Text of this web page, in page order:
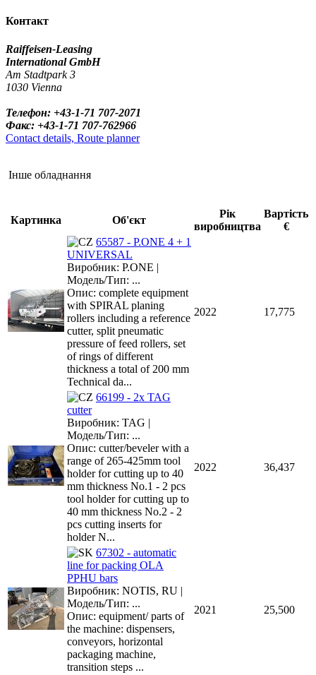
Контакт
Raiffeisen-Leasing
International GmbH
Am Stadtpark 3
1030 Vienna
Телефон: +43-1-71 707-2071
Факс: +43-1-71 707-762966
Contact details, Route planner
Інше обладнання
Картинка Об'єкт
Рік
виробництва
Вартість
€
65587 - P.ONE 4 + 1
UNIVERSAL
Виробник: P.ONE |
Модель/Тип: ...
Опис: complete equipment
with SPIRAL planing
rollers including a reference
cutter, split pneumatic
pressure of feed rollers, set
of rings of different
thickness a total of 200 mm
Technical da...
2022 17,775
66199 - 2x TAG
cutter
Виробник: TAG |
Модель/Тип: ...
Опис: cutter/beveler with a
range of 265-425mm tool
holder for cutting up to 40
mm thickness No.1 - 2 pcs
tool holder for cutting up to
40 mm thickness No.2 - 2
pcs cutting inserts for
holder N...
2022 36,437
67302 - automatic
line for packing OLA
PPHU bars
Виробник: NOTIS, RU |
Модель/Тип: ...
Опис: equipment/ parts of
the machine: dispensers,
conveyors, horizontal
packaging machine,
transition steps ...
2021 25,500